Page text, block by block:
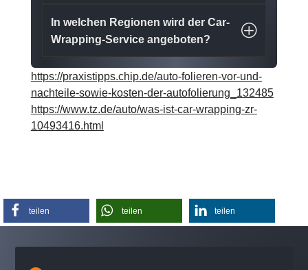
In welchen Regionen wird der Car-
Wrapping-Service angeboten?
https://praxistipps.chip.de/auto-folieren-vor-und-
nachteile-sowie-kosten-der-autofolierung_132485
https://www.tz.de/auto/was-ist-car-wrapping-zr-
10493416.html
teilen teilen teilen